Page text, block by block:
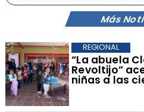
Más
​“La abuela
Revoltijo”
niñas a las
REGIONAL